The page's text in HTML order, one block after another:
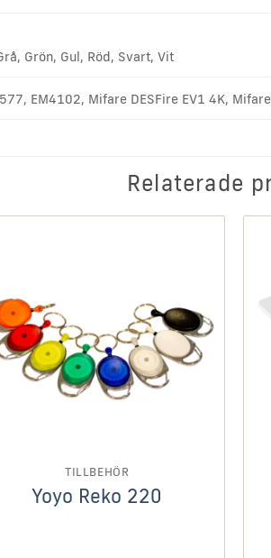
Grön, Gul, Röd, Svart, Vit
EM4102, Mifare DESFire EV1 4K,
Relaterade
TILLBEHÖR
Yoyo Reko 220